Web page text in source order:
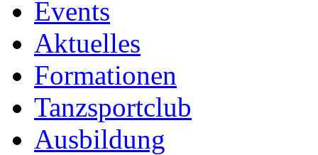
Events
Aktuelles
Formationen
Tanzsportclub
Ausbildung